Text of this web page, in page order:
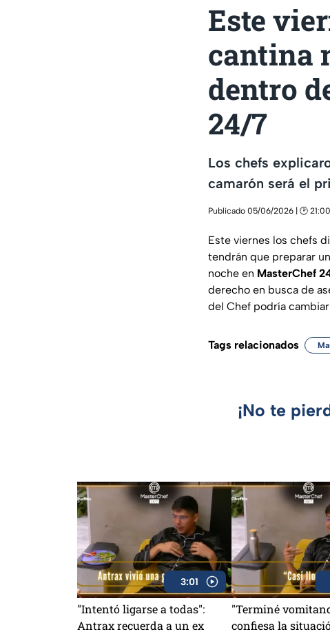
Este
cantina
dentro
24/7
Los chefs
camarón será el
Publicado 05/06/2026 | 🕑 21:00
Este viernes los chefs
tendrán que preparar
noche en MasterChef
derecho en busca de
del Chef podría
Tags relacionados
¡No te
3:01
"Intentó ligarse a todas":
Antrax recuerda a un ex
"Terminé
confiesa la